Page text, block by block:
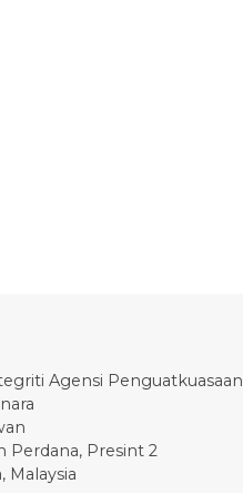
Agensi Penguatkuasaan
Perdana, Presint 2
Malaysia